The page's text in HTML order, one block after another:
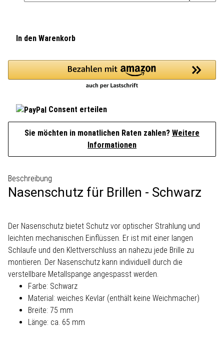
In den Warenkorb
Consent erteilen
Sie möchten in monatlichen Raten zahlen? Weitere
Informationen
Beschreibung
Nasenschutz für Brillen - Schwarz
Der Nasenschutz bietet Schutz vor optischer Strahlung und
leichten mechanischen Einflüssen. Er ist mit einer langen
Schlaufe und den Klettverschluss an nahezu jede Brille zu
montieren. Der Nasenschutz kann individuell durch die
verstellbare Metallspange angespasst werden.
Farbe: Schwarz
Material: weiches Kevlar (enthält keine Weichmacher)
Breite: 75 mm
Länge: ca. 65 mm